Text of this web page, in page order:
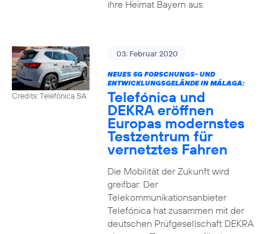
ihre Heimat Bayern aus.
Credits: Telefónica SA
03. Februar 2020
NEUES 5G FORSCHUNGS- UND
ENTWICKLUNGSGELÄNDE IN MÁLAGA:
Telefónica und
DEKRA eröffnen
Europas modernstes
Testzentrum für
vernetztes Fahren
Die Mobilität der Zukunft wird
greifbar: Der
Telekommunikationsanbieter
Telefónica hat zusammen mit der
deutschen Prüfgesellschaft DEKRA